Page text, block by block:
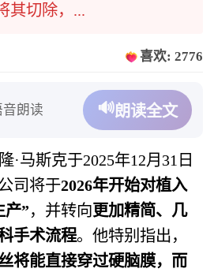
其切除，...
喜欢: 2776
朗读 🔊朗读全文
·马斯克于2025年12月31日
司将于2026年开始对植入
产”，并转向更加精简、几
手术流程。他特别指出，
将能直接穿过硬脑膜，而